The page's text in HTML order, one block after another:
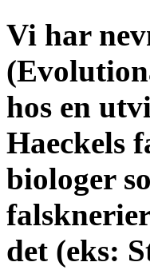
Vi har
hos en
Haeckels
biologer
det (eks: